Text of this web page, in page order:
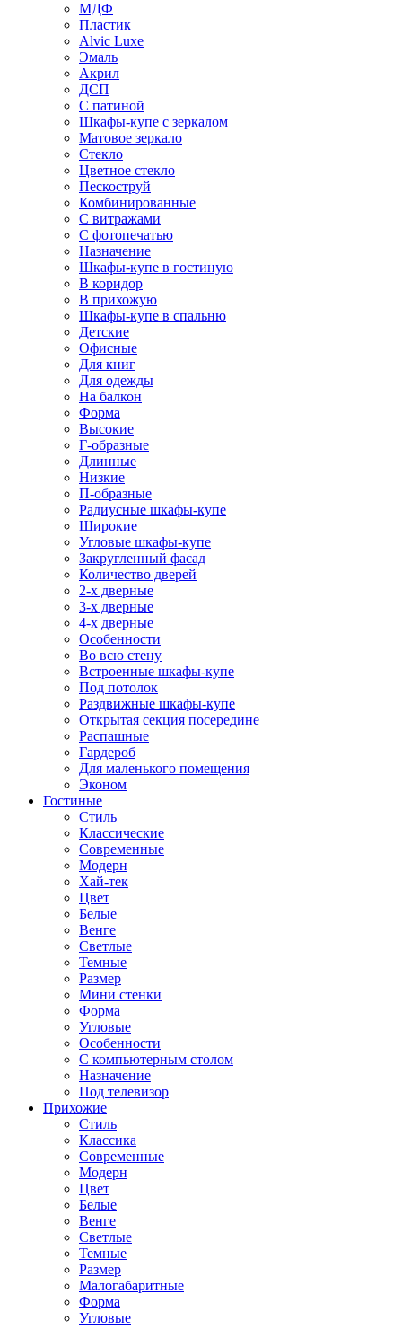
МДФ
Пластик
Alvic Luxe
Эмаль
Акрил
ДСП
С патиной
Шкафы-купе с зеркалом
Матовое зеркало
Стекло
Цветное стекло
Пескоструй
Комбинированные
С витражами
С фотопечатью
Назначение
Шкафы-купе в гостиную
В коридор
В прихожую
Шкафы-купе в спальню
Детские
Офисные
Для книг
Для одежды
На балкон
Форма
Высокие
Г-образные
Длинные
Низкие
П-образные
Радиусные шкафы-купе
Широкие
Угловые шкафы-купе
Закругленный фасад
Количество дверей
2-х дверные
3-х дверные
4-х дверные
Особенности
Во всю стену
Встроенные шкафы-купе
Под потолок
Раздвижные шкафы-купе
Открытая секция посередине
Распашные
Гардероб
Для маленького помещения
Эконом
Гостиные
Стиль
Классические
Современные
Модерн
Хай-тек
Цвет
Белые
Венге
Светлые
Темные
Размер
Мини стенки
Форма
Угловые
Особенности
С компьютерным столом
Назначение
Под телевизор
Прихожие
Стиль
Классика
Современные
Модерн
Цвет
Белые
Венге
Светлые
Темные
Размер
Малогабаритные
Форма
Угловые